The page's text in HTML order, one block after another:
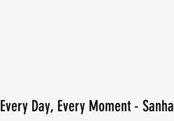
Every Day, Every Moment - Sanha